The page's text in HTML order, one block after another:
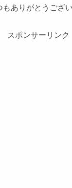
ありがとうござい
スポンサーリンク